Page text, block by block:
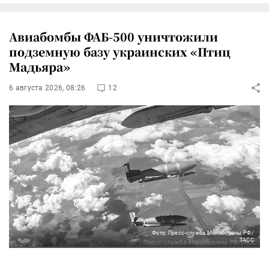
Авиабомбы ФАБ-500 уничтожили
подземную базу украинских «Птиц
Мадьяра»
6 августа 2026, 08:26 12
Фото: Пресс-служба Минобороны РФ/
ТАСС